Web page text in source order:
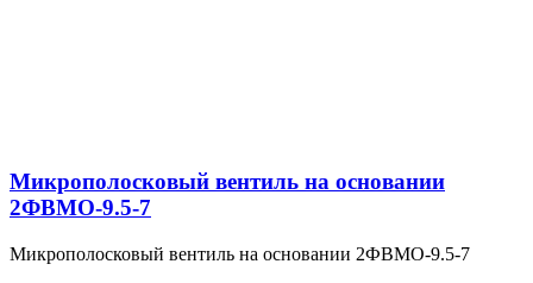
Микрополосковый вентиль на основании
2ФВМO-9.5-7
Микрополосковый вентиль на основании 2ФВМO-9.5-7